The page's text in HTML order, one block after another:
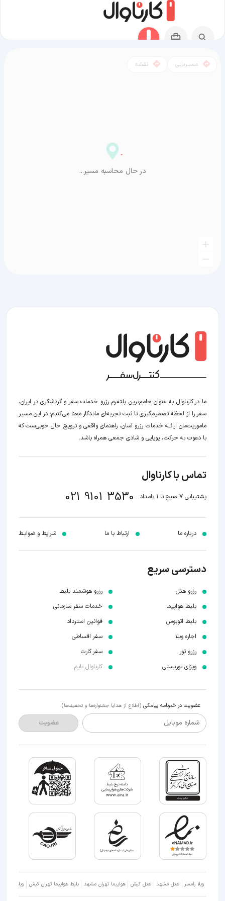
مسیریابی نقشه
در حال محاسبه مسیر...
ما در کارناوال به عنوان جامع‌ترین پلتفرم رزرو خدمات سفر و گردشگری در ایران،
سفر را از لحظه‌ تصمیم‌گیری تا ثبت تجربه‌ای ماندگار معنا می‌کنیم؛ در این مسیر‍
ماموریت‌مان اراﺋــﻪ خدمات رزرو آسان، راهنمای واقعی و ترویج حال خوبی‌ست که
با دعوت به حرکت، پویایی و شادی جمعی همراه باشد.
تماس با کارناوال
پشتیبانی 7 صبح تا 1 بامداد: 021 9101 3530
درباره ما ارتباط با ما شرایط و ضوابـط
دسترسی سریع
رزرو هتل
بلیط هواپیما
بلیط اتوبوس
اجاره ویلا
رزرو تور
ویزای توریستی
رزرو هوشمند بلیط
خدمات سفر سازمانی
قوانین استرداد
سفر اقساطی
سفر کارت
کارناوال تایم
عضویت در خبرنامه پیامکی (اطلاع از هدایا جشنواره‌ها و تخفیف‌ها)
شماره موبایل عضویت
ویلا رامسر هتل مشهد هتل کیش هواپیما تهران مشهد بلیط هواپیما تهران کیش ویلا شمال